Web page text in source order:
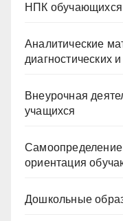
НПК обучающихся
Аналитические
диагностических
Внеурочная
учащихся
ориентация
Дошкольные